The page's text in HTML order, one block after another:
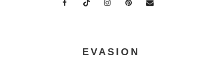
EVASION